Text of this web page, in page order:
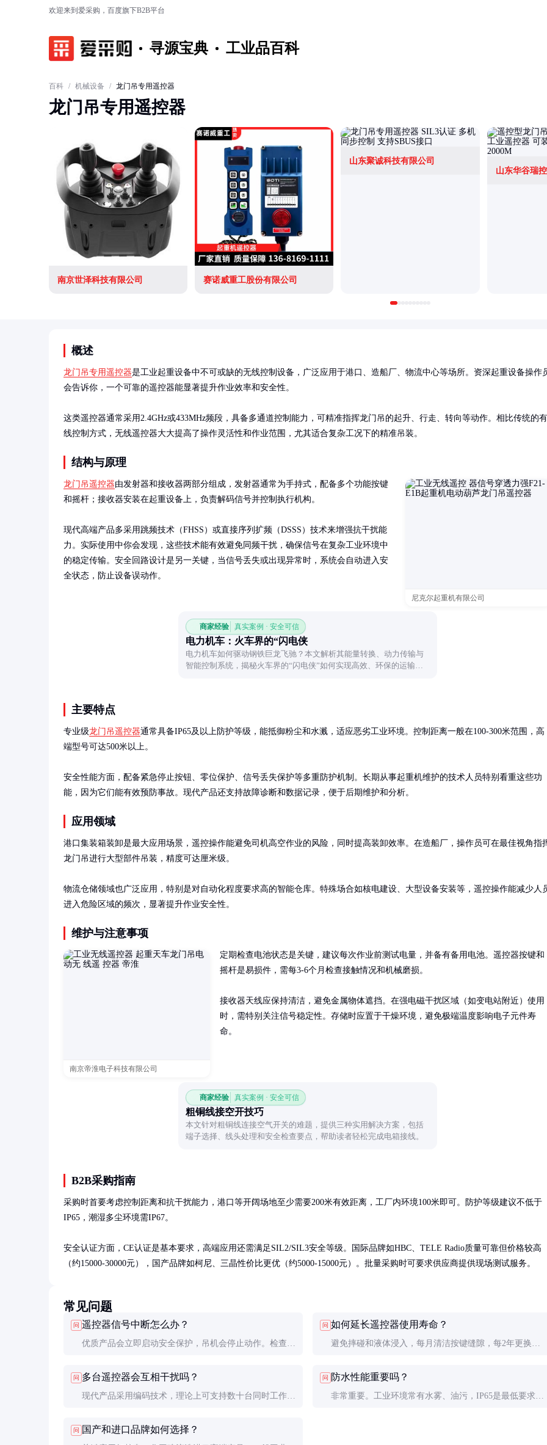
欢迎来到爱采购，百度旗下B2B平台
寻源宝典 工业品百科
百科 / 机械设备 / 龙门吊专用遥控器
龙门吊专用遥控器
南京世泽科技有限公司 赛诺威重工股份有限公司
山东聚诚科技有限公司
山东华谷瑞
概述
龙门吊专用遥控器是工业起重设备中不可或缺的无线控制设备，广泛应用于港口、造船厂、物流中心等场所。资深起重设备操作
会告诉你，一个可靠的遥控器能显著提升作业效率和安全性。
这类遥控器通常采用2.4GHz或433MHz频段，具备多通道控制能力，可精准指挥龙门吊的起升、行走、转向等动作。相比传统的有
线控制方式，无线遥控器大大提高了操作灵活性和作业范围，尤其适合复杂工况下的精准吊装。
结构与原理
尼克尔起重机有限公司
龙门吊遥控器由发射器和接收器两部分组成，发射器通常为手持式，配备多个功能按键
和摇杆；接收器安装在起重设备上，负责解码信号并控制执行机构。
现代高端产品多采用跳频技术（FHSS）或直接序列扩频（DSSS）技术来增强抗干扰能
力。实际使用中你会发现，这些技术能有效避免同频干扰，确保信号在复杂工业环境中
的稳定传输。安全回路设计是另一关键，当信号丢失或出现异常时，系统会自动进入安
全状态，防止设备误动作。
商家经验 真实案例 · 安全可信
电力机车：火车界的“闪电侠
电力机车如何驱动钢铁巨龙飞驰？本文解析其能量转换、动力传输与
智能控制系统，揭秘火车界的“闪电侠”如何实现高效、环保的运输奇
主要特点
专业级龙门吊遥控器通常具备IP65及以上防护等级，能抵御粉尘和水溅，适应恶劣工业环境。控制距离一般在100-300米范围，高
端型号可达500米以上。
安全性能方面，配备紧急停止按钮、零位保护、信号丢失保护等多重防护机制。长期从事起重机维护的技术人员特别看重这些功
能，因为它们能有效预防事故。现代产品还支持故障诊断和数据记录，便于后期维护和分析。
应用领域
港口集装箱装卸是最大应用场景，遥控操作能避免司机高空作业的风险，同时提高装卸效率。在造船厂，操作员可在最佳视角指
龙门吊进行大型部件吊装，精度可达厘米级。
物流仓储领域也广泛应用，特别是对自动化程度要求高的智能仓库。特殊场合如核电建设、大型设备安装等，遥控操作能减少人
进入危险区域的频次，显著提升作业安全性。
维护与注意事项
南京帝淮电子科技有限公司
定期检查电池状态是关键，建议每次作业前测试电量，并备有备用电池。遥控器按键和
摇杆是易损件，需每3-6个月检查接触情况和机械磨损。
接收器天线应保持清洁，避免金属物体遮挡。在强电磁干扰区域（如变电站附近）使用
时，需特别关注信号稳定性。存储时应置于干燥环境，避免极端温度影响电子元件寿
命。
商家经验 真实案例 · 安全可信
粗铜线接空开技巧
本文针对粗铜线连接空气开关的难题，提供三种实用解决方案，包括
端子选择、线头处理和安全检查要点，帮助读者轻松完成电箱接线。
B2B采购指南
采购时首要考虑控制距离和抗干扰能力，港口等开阔场地至少需要200米有效距离，工厂内环境100米即可。防护等级建议不低于
IP65，潮湿多尘环境需IP67。
安全认证方面，CE认证是基本要求，高端应用还需满足SIL2/SIL3安全等级。国际品牌如HBC、TELE Radio质量可靠但价格较高
（约15000-30000元），国产品牌如柯尼、三晶性价比更优（约5000-15000元）。批量采购时可要求供应商提供现场测试服务。
常见问题
问 遥控器信号中断怎么办？
优质产品会立即启动安全保护，吊机会停止动作。检查电
失保护功能是否正常。
问 如何延长遥控器使用寿命？
避免摔碰和液体浸入，每月清洁按键缝隙，每2年更换一
干燥环境中。
问 多台遥控器会互相干扰吗？
现代产品采用编码技术，理论上可支持数十台同时工作。
特别是同型号产品。
问 防水性能重要吗？
非常重要。工业环境常有水雾、油污，IP65是最低要求，
问 国产和进口品牌如何选择？